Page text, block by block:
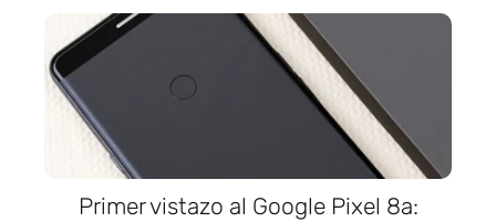
Primer vistazo al Google Pixel 8a: